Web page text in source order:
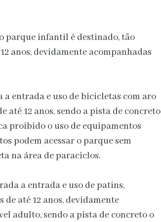
parque infantil é destinado, tão
anos, devidamente acompanhadas
a entrada e uso de bicicletas com aro
até 12 anos, sendo a pista de concreto
proibido o uso de equipamentos
podem acessar o parque sem
na área de paraciclos.
a entrada e uso de patins,
até 12 anos, devidamente
adulto, sendo a pista de concreto o